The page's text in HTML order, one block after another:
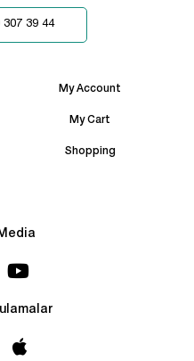
307 39 44
My Account
My Cart
Shopping